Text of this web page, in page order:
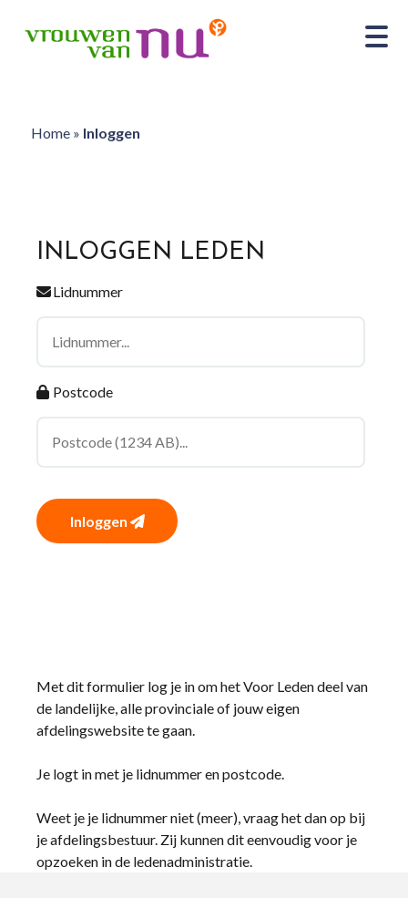
Home» Inloggen
INLOGGEN LEDEN
Lidnummer
Postcode
Inloggen
Met dit formulier log je in om het Voor Leden deel van
de landelijke, alle provinciale of jouw eigen
afdelingswebsite te gaan.
Je logt in met je lidnummer en postcode.
Weet je je lidnummer niet (meer), vraag het dan op bij
je afdelingsbestuur. Zij kunnen dit eenvoudig voor je
opzoeken in de ledenadministratie.